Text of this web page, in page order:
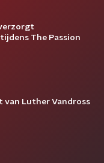
The Passion
van Luther Vandross